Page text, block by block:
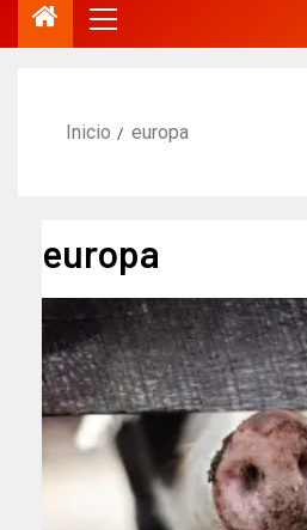
Inicio europa
europa